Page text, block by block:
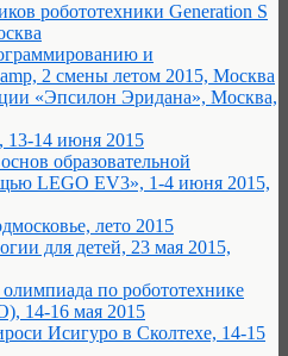
робототехники Generation S
и
2 смены летом 2015, Москва
«Эпсилон Эридана», Москва,
14 июня 2015
образовательной
LEGO EV3», 1-4 июня 2015,
лето 2015
для детей, 23 мая 2015,
по робототехнике
14-16 мая 2015
Исигуро в Сколтехе, 14-15